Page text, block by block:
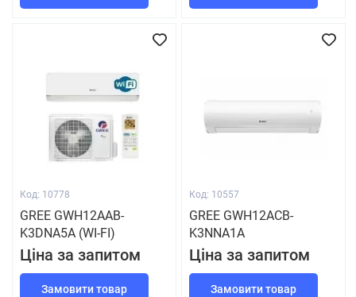
Код: 10778
GREE GWH12AAB-
K3DNA5A (WI-FI)
Ціна за запитом
Замовити товар
Код: 10557
GREE GWH12ACB-
K3NNA1A
Ціна за запитом
Замовити товар